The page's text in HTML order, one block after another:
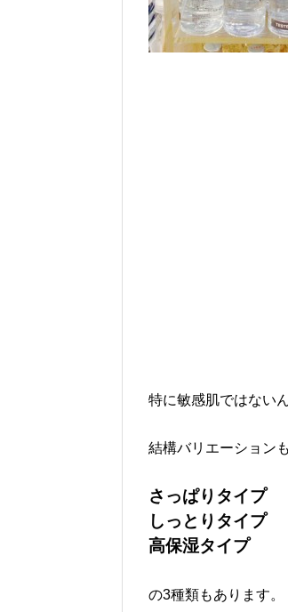
特に敏感肌ではない
結構バリエーション
さっぱりタイプ
しっとりタイプ
高保湿タイプ
の3種類もあります。